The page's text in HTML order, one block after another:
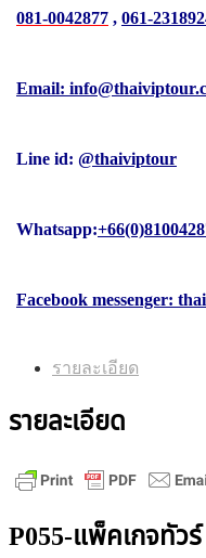
081-0042877 , 061-
Email:
Line id: @thaiviptour
Whatsapp:
Facebook messenger:
รายละเอียด
รายละเอียด
P055-แพ็คเกจทัว